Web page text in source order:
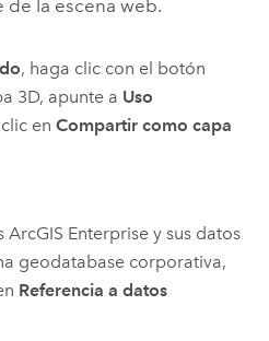
de la escena web.
, haga clic con el botón
3D, apunte a Uso
en Compartir como capa
ArcGIS Enterprisey sus datos
geodatabase corporativa,
Referencia a datos